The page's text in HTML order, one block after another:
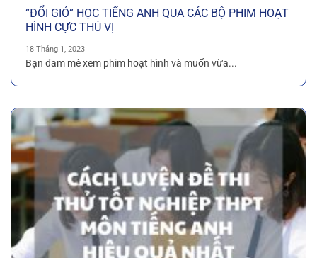
“ĐỔI GIÓ” HỌC TIẾNG ANH QUA CÁC BỘ PHIM HOẠT
HÌNH CỰC THÚ VỊ
18 Tháng 1, 2023
Bạn đam mê xem phim hoạt hình và muốn vừa...